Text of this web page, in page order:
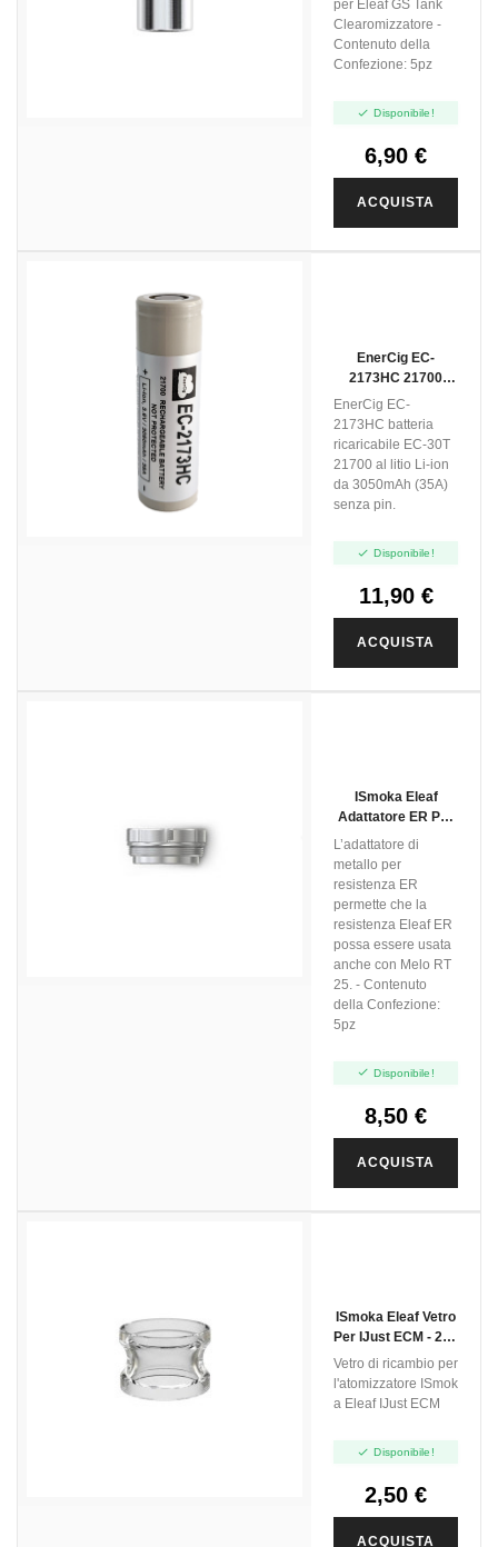
per Eleaf GS Tank
Clearomizzatore -
Contenuto della
Confezione: 5pz
 Disponibile!
6,90 €
ACQUISTA
EnerCig EC-
2173HC 21700
3050mAh (35A)
Senza Pin
EnerCig EC-
2173HC batteria
ricaricabile EC-30T
21700 al litio Li-ion
da 3050mAh (35A)
senza pin.
 Disponibile!
11,90 €
ACQUISTA
ISmoka Eleaf
Adattatore ER Per
Resistenza - 5pz
L’adattatore di
metallo per
resistenza ER
permette che la
resistenza Eleaf ER
possa essere usata
anche con Melo RT
25. - Contenuto
della Confezione:
5pz
 Disponibile!
8,50 €
ACQUISTA
ISmoka Eleaf Vetro
Per IJust ECM - 2ml
- 1pz
Vetro di ricambio per
l'atomizzatore ISmok
a Eleaf IJust ECM
 Disponibile!
2,50 €
ACQUISTA